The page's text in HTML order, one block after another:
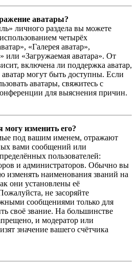
аватары?
личного раздела вы можете
четырёх
«Галерея аватар»,
или «Загружаемая аватара». От
включена ли поддержка аватар,
могут быть доступны. Если
аватары, свяжитесь с
для выяснения причин.
могу изменить его?
под вашим именем, отражают
вами сообщений или
пользователей:
и администраторов. Обычно вы
изменять наименования званий на
они установлены её
не засоряйте
сообщениями только для
своё звание. На большинстве
и модератор или
значение вашего счётчика